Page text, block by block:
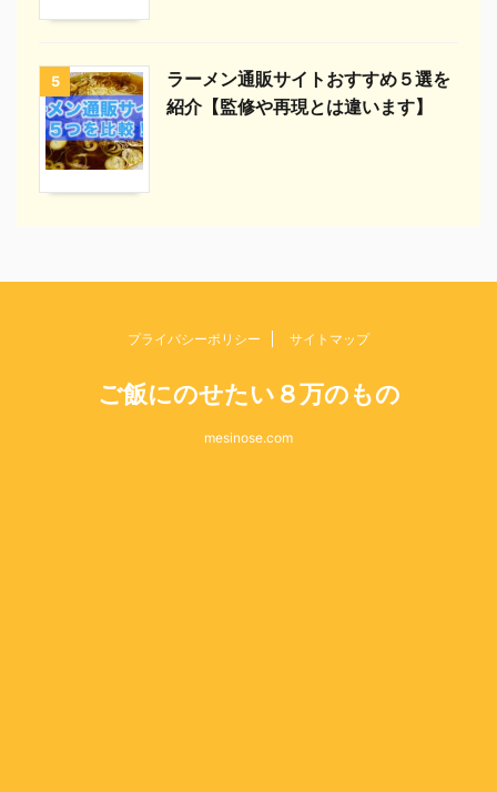
5
ラーメン通販サイトおすすめ５選を
紹介【監修や再現とは違います】
プライバシーポリシー サイトマップ
ご飯にのせたい８万のもの
mesinose.com